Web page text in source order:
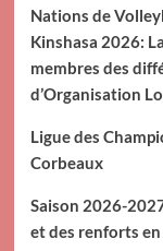
Nations de
Kinshasa 2026:
membres des
d’Organisation
Ligue des
Corbeaux
Saison 2026-
et des renforts